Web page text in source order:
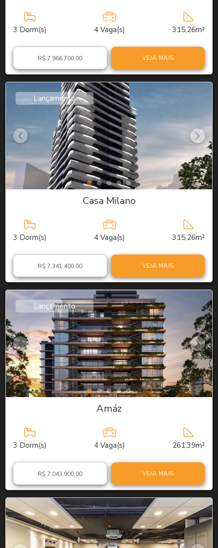
3 Dorm(s) 4 Vaga(s) 315,26m²
R$ 7.966.700,00 VEJA MAIS
Lançamento
Casa Milano
3 Dorm(s) 4 Vaga(s) 315,26m²
R$ 7.341.400,00 VEJA MAIS
Lançamento
Amáz
3 Dorm(s) 4 Vaga(s) 261,39m²
R$ 7.043.900,00 VEJA MAIS